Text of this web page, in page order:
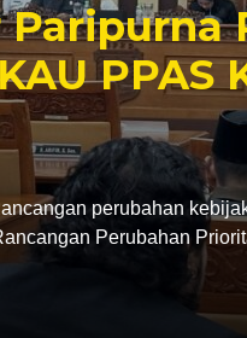
Paripurna
PPAS
perubahan
Perubahan